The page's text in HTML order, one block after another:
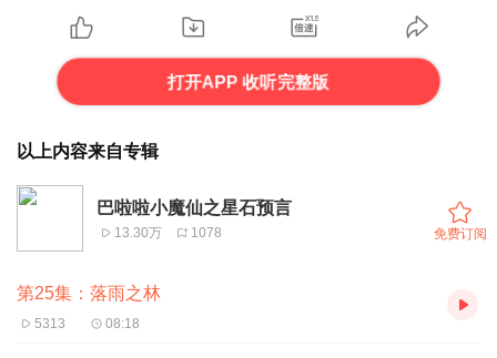
打开APP 收听完整版
以上内容来自专辑
巴啦啦小魔仙之星石预言
13.30万 1078 免费订阅
第25集：落雨之林
5313 08:18